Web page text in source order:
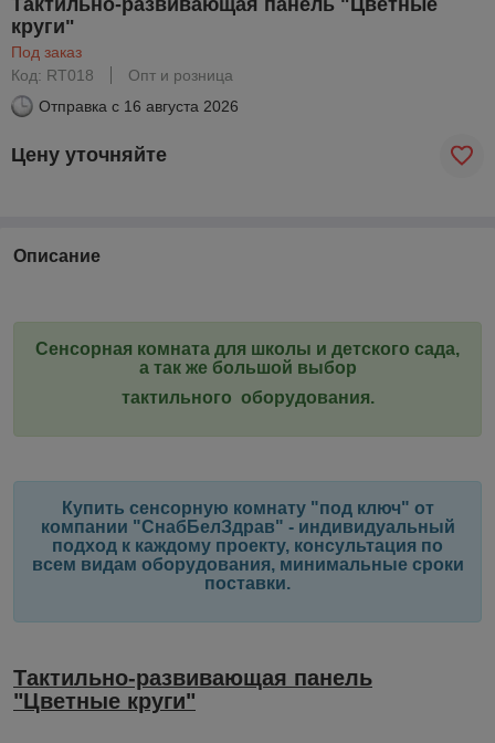
круги"
Под заказ
Код: RT018
Опт и розница
Отправка с 16 августа 2026
Цену уточняйте
Описание
Сенсорная комната для школы и детского сада,
а так же большой выбор
тактильного оборудования.
Купить сенсорную комнату "под ключ" от
компании "СнабБелЗдрав" - индивидуальный
подход к каждому проекту, консультация по
всем видам оборудования, минимальные сроки
поставки.
Тактильно-развивающая панель
"Цветные круги"